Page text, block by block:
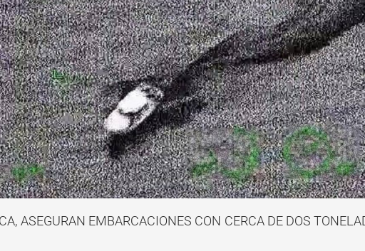
ASEGURAN EMBARCACIONES CON CERCA DE DOS